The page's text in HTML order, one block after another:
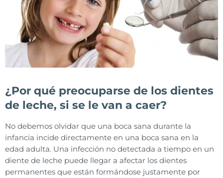
¿Por qué preocuparse de los dientes
de leche, si se le van a caer?
No debemos olvidar que una boca sana durante la
infancia incide directamente en una boca sana en la
edad adulta. Una infección no detectada a tiempo en un
diente de leche puede llegar a afectar los dientes
permanentes que están formándose justamente por